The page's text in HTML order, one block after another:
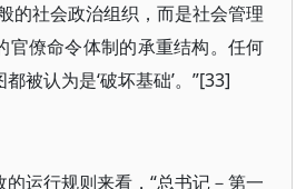
的社会政治组织，而是社会管理
官僚命令体制的承重结构。任何
被认为是‘破坏基础’。”[33]
的运行规则来看，“总书记－第一